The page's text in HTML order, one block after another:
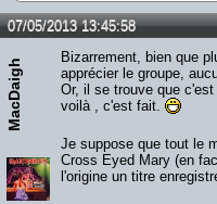
07/05/2013 13:45:58
MacDaigh
Bizarrement, bien que
apprécier le groupe,
Or, il se trouve que
voilà , c'est fait.
Je suppose que tout le
Cross Eyed Mary (en
l'origine un titre